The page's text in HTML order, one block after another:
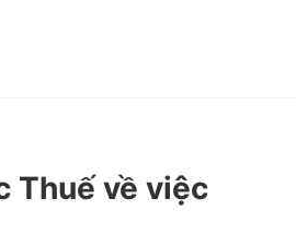
Thuế về việc